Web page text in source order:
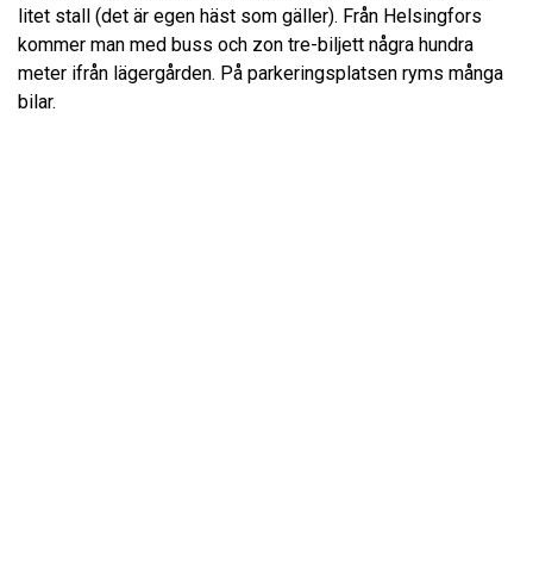
litet stall (det är egen häst som gäller). Från Helsingfors
kommer man med buss och zon tre-biljett några hundra
meter ifrån lägergården. På parkeringsplatsen ryms många
bilar.